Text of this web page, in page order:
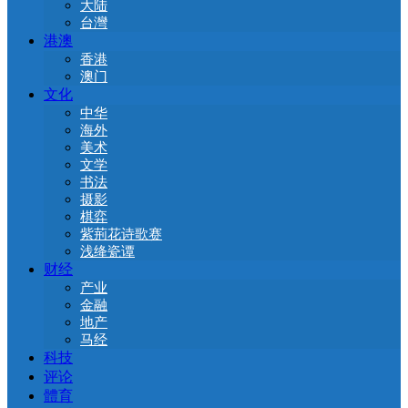
大陆
台灣
港澳
香港
澳门
文化
中华
海外
美术
文学
书法
摄影
棋弈
紫荊花诗歌赛
浅绛瓷谭
财经
产业
金融
地产
马经
科技
评论
體育